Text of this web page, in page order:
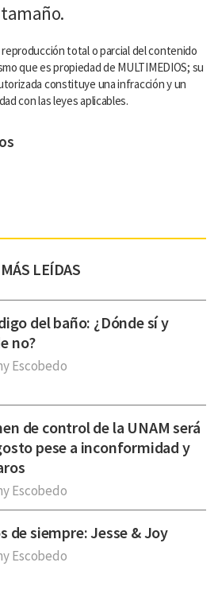
reproducción total o parcial del contenido
que es propiedad de MULTIMEDIOS; su
constituye una infracción y un
con las leyes aplicables.
MÁS LEÍDAS
del baño: ¿Dónde sí y
no?
Escobedo
de control de la UNAM será
pese a inconformidad y
Escobedo
de siempre: Jesse & Joy
Escobedo